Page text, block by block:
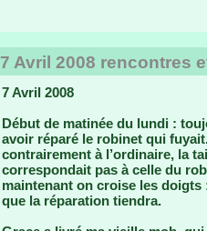
7 Avril 2008 rencontres
7 Avril 2008
Début de matinée du lundi :
avoir réparé le robinet qui
contrairement à l’ordinaire, la
correspondait pas à celle du
maintenant on croise les doigts
que la réparation tiendra.